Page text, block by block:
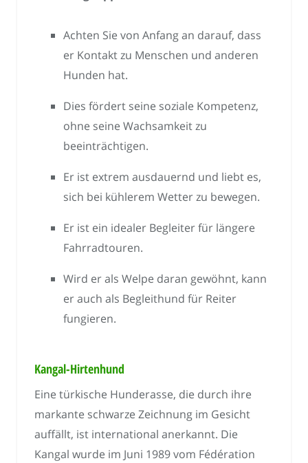
Achten Sie von Anfang an darauf, dass
er Kontakt zu Menschen und anderen
Hunden hat.
Dies fördert seine soziale Kompetenz,
ohne seine Wachsamkeit zu
beeinträchtigen.
Er ist extrem ausdauernd und liebt es,
sich bei kühlerem Wetter zu bewegen.
Er ist ein idealer Begleiter für längere
Fahrradtouren.
Wird er als Welpe daran gewöhnt, kann
er auch als Begleithund für Reiter
fungieren.
Kangal-Hirtenhund
Eine türkische Hunderasse, die durch ihre
markante schwarze Zeichnung im Gesicht
auffällt, ist international anerkannt. Die
Kangal wurde im Juni 1989 vom Fédération